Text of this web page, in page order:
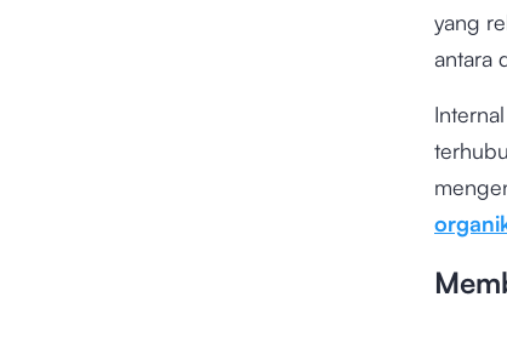
yang
antara